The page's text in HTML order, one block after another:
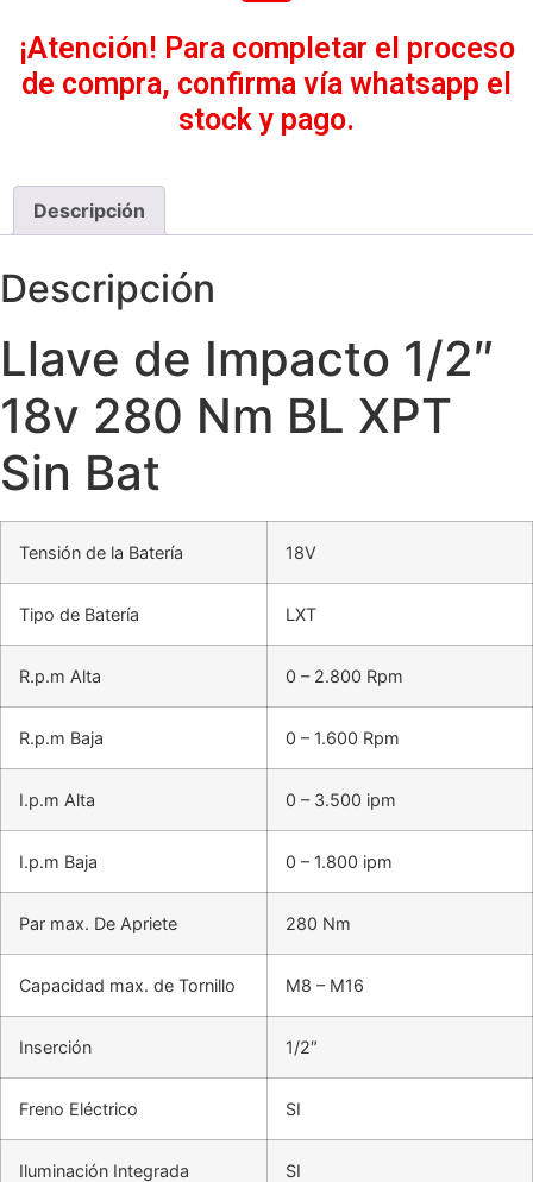
¡Atención! Para completar el proceso
de compra, confirma vía whatsapp el
stock y pago.
Descripción
Descripción
Llave de Impacto 1/2″
18v 280 Nm BL XPT
Sin Bat
Tensión de la Batería 18V
Tipo de Batería LXT
R.p.m Alta 0 – 2.800 Rpm
R.p.m Baja 0 – 1.600 Rpm
I.p.m Alta 0 – 3.500 ipm
I.p.m Baja 0 – 1.800 ipm
Par max. De Apriete 280 Nm
Capacidad max. de Tornillo M8 – M16
Inserción 1/2″
Freno Eléctrico SI
Iluminación Integrada SI